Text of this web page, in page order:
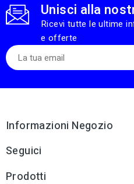
Unisci alla
Ricevi tutte le ultime
e offerte
Informazioni Negozio
Seguici
Prodotti